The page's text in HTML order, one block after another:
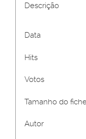
Descrição
Data
Hits
Votos
Tamanho do
Autor